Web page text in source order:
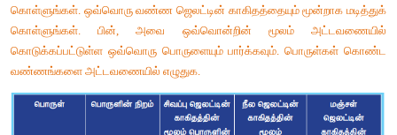
வேகமாகச் சுழற்றும் போது, நம் கண்ணின் ரெட்டினா
உணர்த்துகிறது. நியூட்டன் வட்டு மூலம், வெண்மை நிறம்,
(VIBGYOR) உள்ளடக்கியது என அறிய முடியும்.